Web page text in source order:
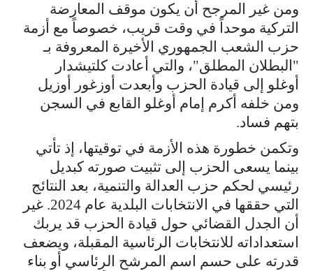
ومن غير المرجح أن يكون موقف المعارضة
التركية موحداً في وقت قريب، خصوصاً مع أزمة
حزب الشعب الجمهوري الأخيرة المعروفة بـ
"البطلان المطلق"، والتي أعادت كلتيشدار
أوغلو إلى قيادة الحزب وأبعدت أوزغور أوزيل
ومن خلفه أكرم إمام أوغلو القابع في السجن
بتهم فساد.
وتكمن خطورة هذه الأزمة في توقيتها، إذ تأتي
بينما يسعى الحزب إلى تثبيت صورته كبديل
رئيسي لحكم حزب العدالة والتنمية، بعد النتائج
التي حققها في الانتخابات البلدية عام 2024. غير
أن الجدل القضائي حول قيادة الحزب قد يربك
استعداداته للانتخابات الرئاسية المقبلة، ويضعف
قدرته على حسم اسم المرشح الرئاسي أو بناء